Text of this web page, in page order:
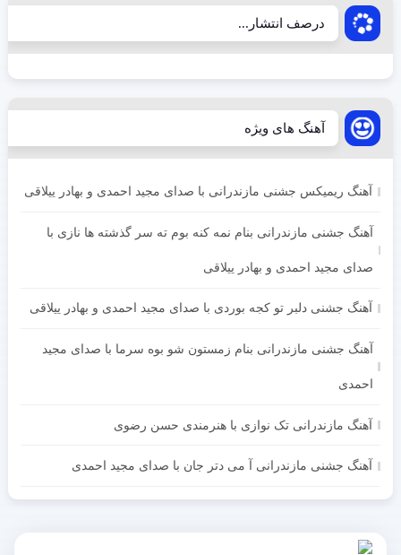
درصف انتشار...
آهنگ های ویژه
آهنگ ریمیکس جشنی مازندرانی با صدای مجید احمدی و بهادر ییلاقی
آهنگ جشنی مازندرانی بنام نمه کنه بوم ته سر گذشته ها نازی با
صدای مجید احمدی و بهادر ییلاقی
آهنگ جشنی دلبر تو کجه بوردی با صدای مجید احمدی و بهادر ییلاقی
آهنگ جشنی مازندرانی بنام زمستون شو بوه سرما با صدای مجید
احمدی
آهنگ مازندرانی تک نوازی با هنرمندی حسن رضوی
آهنگ جشنی مازندرانی آ می دتر جان با صدای مجید احمدی